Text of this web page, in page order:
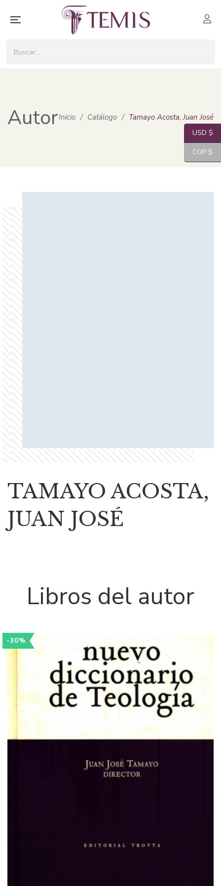
AutorInicio / Catálogo / Tamayo Acosta, Juan José
TAMAYO ACOSTA,
JUAN JOSÉ
Libros del autor
-30%
USD $
COP $